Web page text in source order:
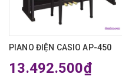
PIANO ĐIỆN CASIO AP-450
13.492.500₫